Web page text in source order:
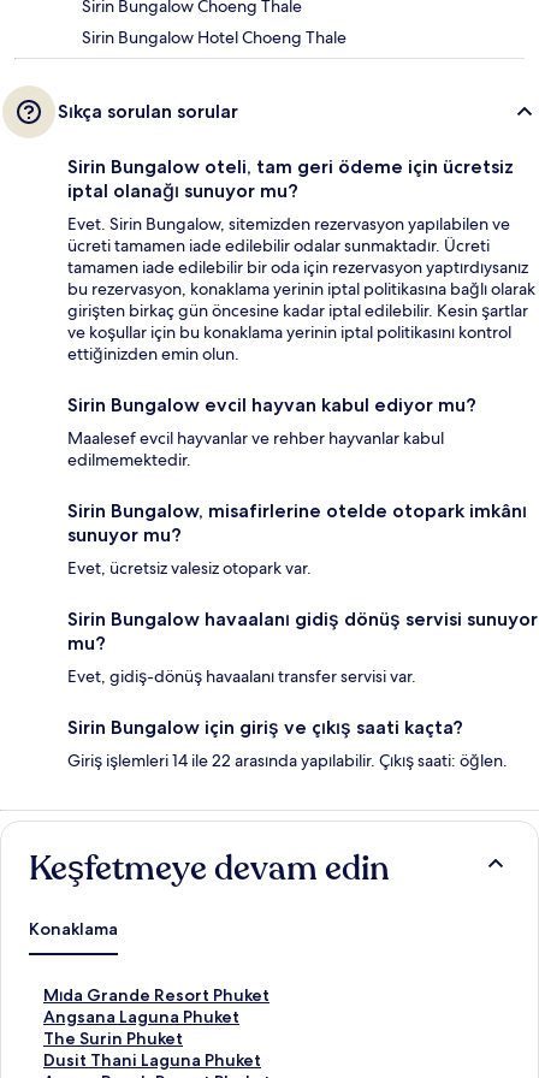
Sirin Bungalow Choeng Thale
Sirin Bungalow Hotel Choeng Thale
Sıkça sorulan sorular
Sirin Bungalow oteli, tam geri ödeme için ücretsiz
iptal olanağı sunuyor mu?
Evet. Sirin Bungalow, sitemizden rezervasyon yapılabilen ve
ücreti tamamen iade edilebilir odalar sunmaktadır. Ücreti
tamamen iade edilebilir bir oda için rezervasyon yaptırdıysanız
bu rezervasyon, konaklama yerinin iptal politikasına bağlı olarak
girişten birkaç gün öncesine kadar iptal edilebilir. Kesin şartlar
ve koşullar için bu konaklama yerinin iptal politikasını kontrol
ettiğinizden emin olun.
Sirin Bungalow evcil hayvan kabul ediyor mu?
Maalesef evcil hayvanlar ve rehber hayvanlar kabul
edilmemektedir.
Sirin Bungalow, misafirlerine otelde otopark imkânı
sunuyor mu?
Evet, ücretsiz valesiz otopark var.
Sirin Bungalow havaalanı gidiş dönüş servisi sunuyor
mu?
Evet, gidiş-dönüş havaalanı transfer servisi var.
Sirin Bungalow için giriş ve çıkış saati kaçta?
Giriş işlemleri 14 ile 22 arasında yapılabilir. Çıkış saati: öğlen.
Keşfetmeye devam edin
Konaklama
Mıda Grande Resort Phuket
M
ı
d
a
Angsana Laguna Phuket
A
n
g
The Surin Phuket
T
h
Dusit Thani Laguna Phuket
D